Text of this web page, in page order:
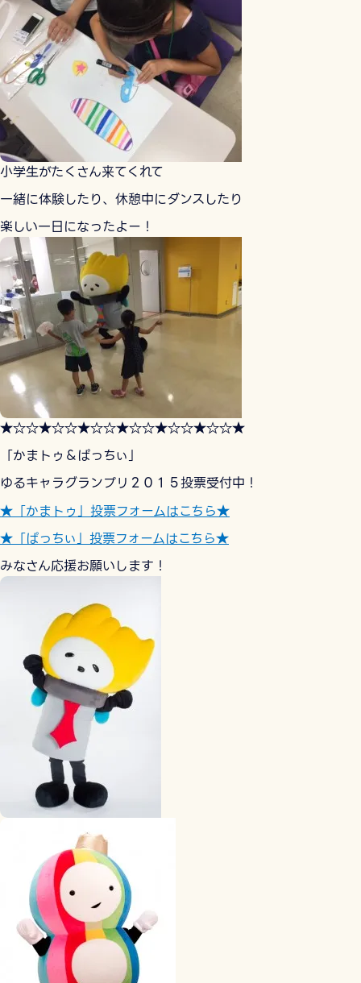
小学生がたくさん来てくれて
一緒に体験したり、休憩中にダンスしたり
楽しい一日になったよー！
★☆☆★☆☆★☆☆★☆☆★☆☆★☆☆★
「かまトゥ＆ぱっちぃ」
ゆるキャラグランプリ２０１５投票受付中！
★「かまトゥ」投票フォームはこちら★
★「ぱっちぃ」投票フォームはこちら★
みなさん応援お願いします！